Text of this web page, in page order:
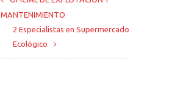
MANTENIMIENTO
2 Especialistas en Supermercado
Ecológico